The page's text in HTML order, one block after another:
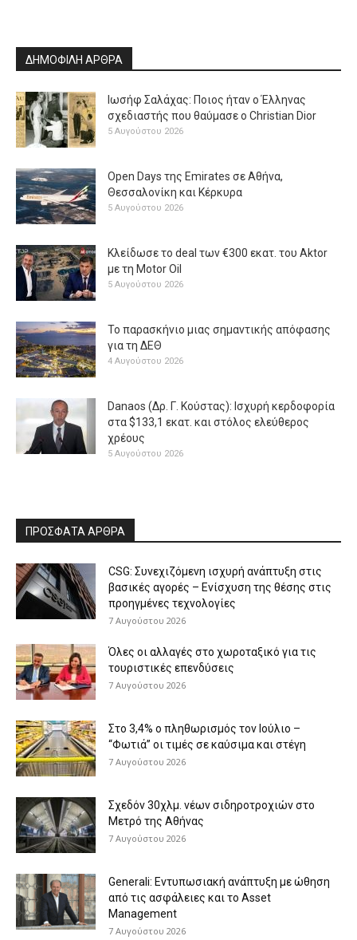
ΔΗΜΟΦΙΛΗ ΑΡΘΡΑ
Ιωσήφ Σαλάχας: Ποιος ήταν ο Έλληνας
σχεδιαστής που θαύμασε ο Christian Dior
5 Αυγούστου 2026
Open Days της Emirates σε Αθήνα,
Θεσσαλονίκη και Κέρκυρα
5 Αυγούστου 2026
Κλείδωσε το deal των €300 εκατ. του Aktor
με τη Μotor Oil
5 Αυγούστου 2026
Το παρασκήνιο μιας σημαντικής απόφασης
για τη ΔΕΘ
4 Αυγούστου 2026
Danaos (Δρ. Γ. Κούστας): Ισχυρή κερδοφορία
στα $133,1 εκατ. και στόλος ελεύθερος
χρέους
5 Αυγούστου 2026
ΠΡΟΣΦΑΤΑ ΑΡΘΡΑ
CSG: Συνεχιζόμενη ισχυρή ανάπτυξη στις
βασικές αγορές – Ενίσχυση της θέσης στις
προηγμένες τεχνολογίες
7 Αυγούστου 2026
Όλες οι αλλαγές στο χωροταξικό για τις
τουριστικές επενδύσεις
7 Αυγούστου 2026
Στο 3,4% ο πληθωρισμός τον Ιούλιο –
“Φωτιά” οι τιμές σε καύσιμα και στέγη
7 Αυγούστου 2026
Σχεδόν 30χλμ. νέων σιδηροτροχιών στο
Μετρό της Αθήνας
7 Αυγούστου 2026
Generali: Eντυπωσιακή ανάπτυξη με ώθηση
από τις ασφάλειες και το Asset
Management
7 Αυγούστου 2026